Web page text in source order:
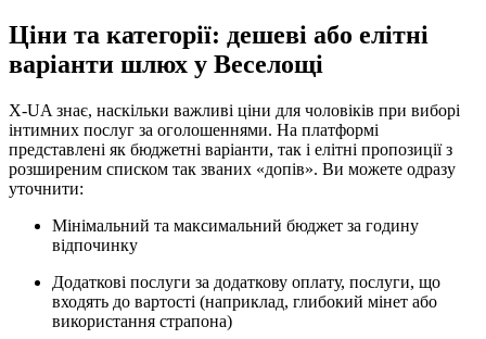
Ціни та категорії: дешеві або елітні
варіанти шлюх у Веселощі
X-UA знає, наскільки важливі ціни для чоловіків при виборі
інтимних послуг за оголошеннями. На платформі
представлені як бюджетні варіанти, так і елітні пропозиції з
розширеним списком так званих «допів». Ви можете одразу
уточнити:
Мінімальний та максимальний бюджет за годину
відпочинку
Додаткові послуги за додаткову оплату, послуги, що
входять до вартості (наприклад, глибокий мінет або
використання страпона)